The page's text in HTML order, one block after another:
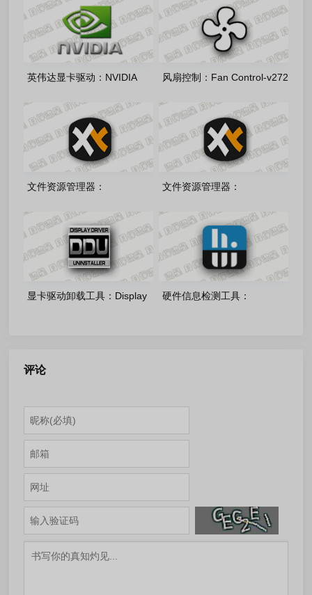
v4.0.0.7 单文件版
英伟达显卡驱动：NVIDIA
GeForce Desktop Studio
610.88 多语言精简版
风扇控制：Fan Control-v272
多语言绿色版
文件资源管理器：
xyplorer64-28.30.1500 中文
注册绿色版
文件资源管理器：
xyplorer32-27.20.1500 中文
注册绿色版
显卡驱动卸载工具：Display
硬件信息检测工具：
评论